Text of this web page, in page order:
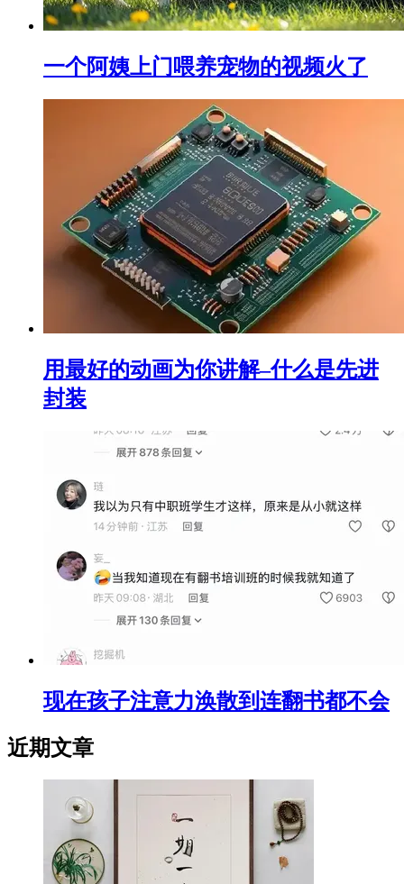
一个阿姨上门喂养宠物的视频火了
用最好的动画为你讲解–什么是先进
封装
现在孩子注意力涣散到连翻书都不会
近期文章